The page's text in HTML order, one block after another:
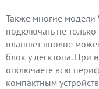
Также многие
подключать не только
планшет вполне
блок у десктопа. При
отключаете всю
компактным